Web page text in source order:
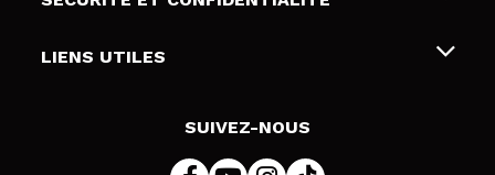
Modes de paiement
Conditions et confidentialité
LIENS UTILES
SUIVEZ-NOUS